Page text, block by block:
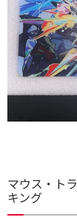
マウス・ト
キング